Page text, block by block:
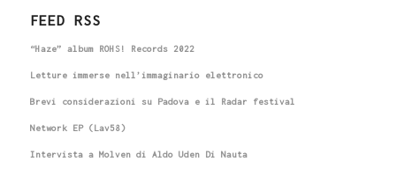
FEED RSS
“Haze” album ROHS! Records 2022
Letture immerse nell’immaginario elettronico
Brevi considerazioni su Padova e il Radar festival
Network EP (Lav58)
Intervista a Molven di Aldo Uden Di Nauta